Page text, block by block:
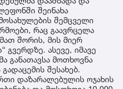
შეინახა
შემცველი
რაც გაავრცელა
შორის, მის მიერ
გვერდზე. ასევე, იმავე
განათავსა მოთხოვნა
შესახებ.
დაზარალებულის ოჯახის